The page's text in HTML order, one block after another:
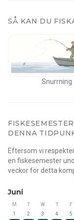
SÅ KAN DU
Snurrning
DENNA
Eftersom vi
en fiskesemester
veckor för detta
Juni
M T W T F
1
2 3 4 5